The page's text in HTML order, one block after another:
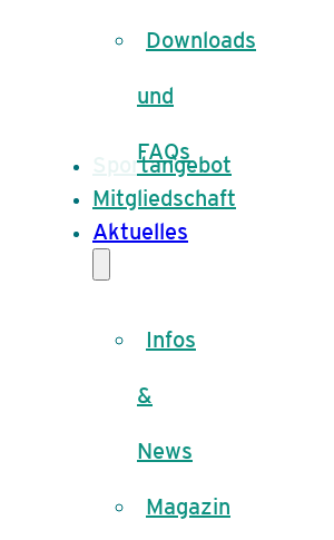
Downloads
und
FAQs
Sportangebot
Mitgliedschaft
Aktuelles
Infos
&
News
Magazin